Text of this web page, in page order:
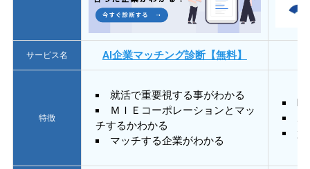
サービス名 AI企業マッチング診断【無料】
特徴
就活で重要視する事がわかる
ＭＩＥコーポレーションとマッ
チするかわかる
マッチする企業がわかる
質